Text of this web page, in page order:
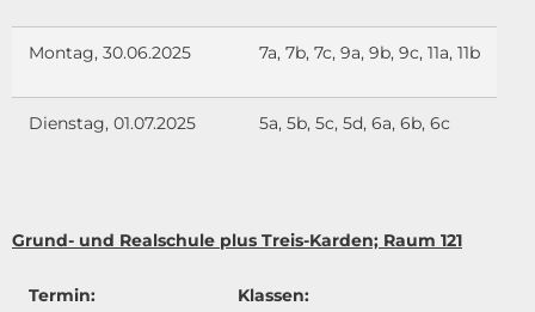
Montag, 30.06.2025 7a, 7b, 7c, 9a, 9b, 9c, 11a, 11b
Dienstag, 01.07.2025 5a, 5b, 5c, 5d, 6a, 6b, 6c
Grund- und Realschule plus Treis-Karden; Raum 121
Termin: Klassen: